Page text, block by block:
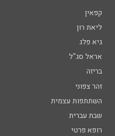
קפאין
ליאת רון
גיא פלג
אראל סג"ל
בריזה
זהר צפוני
השתתפות עצמית
שבת עברית
רופא פרטי